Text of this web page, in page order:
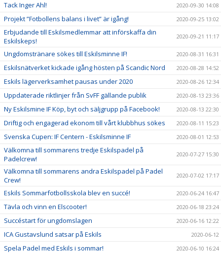
Tack Inger Ahl! 2020-09-30 14:08
Projekt ”Fotbollens balans i livet” är igång! 2020-09-25 13:02
Erbjudande till Eskilsmedlemmar att införskaffa din
Eskilskeps!
2020-09-21 11:17
Ungdomstränare sökes till Eskilsminne IF! 2020-08-31 16:31
Eskilsnätverket kickade igång hösten på Scandic Nord 2020-08-28 14:52
Eskils lägerverksamhet pausas under 2020 2020-08-26 12:34
Uppdaterade riktlinjer från SvFF gällande publik 2020-08-13 23:36
Ny Eskilsmine IF Köp, byt och säljgrupp på Facebook! 2020-08-13 22:30
Driftig och engagerad ekonom till vårt klubbhus sökes 2020-08-11 15:23
Svenska Cupen: IF Centern - Eskilsminne IF 2020-08-01 12:53
Välkomna till sommarens tredje Eskilspadel på
Padelcrew!
2020-07-27 15:30
Välkomna till sommarens andra Eskilspadel på Padel
Crew!
2020-07-02 17:17
Eskils Sommarfotbollsskola blev en succé! 2020-06-24 16:47
Tävla och vinn en Elscooter! 2020-06-18 23:24
Succéstart för ungdomslagen 2020-06-16 12:22
ICA Gustavslund satsar på Eskils 2020-06-12
Spela Padel med Eskils i sommar! 2020-06-10 16:24